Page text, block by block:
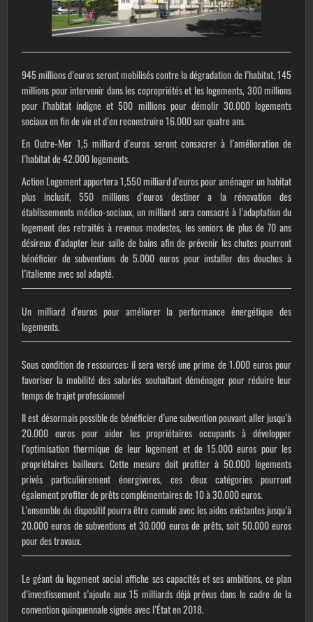
945 millions d’euros seront mobilisés contre la dégradation de l’habitat, 145
millions pour intervenir dans les copropriétés et les logements, 300 millions
pour l’habitat indigne et 500 millions pour démolir 30.000 logements
sociaux en fin de vie et d’en reconstruire 16.000 sur quatre ans.
En Outre-Mer 1,5 milliard d’euros seront consacrer à l’amélioration de
l’habitat de 42.000 logements.
Action Logement apportera 1,550 milliard d’euros pour aménager un habitat
plus inclusif, 550 millions d’euros destiner a la rénovation des
établissements médico-sociaux, un milliard sera consacré à l’adaptation du
logement des retraités à revenus modestes, les seniors de plus de 70 ans
désireux d’adapter leur salle de bains afin de prévenir les chutes pourront
bénéficier de subventions de 5.000 euros pour installer des douches à
l’italienne avec sol adapté.
Un milliard d’euros pour améliorer la performance énergétique des
logements.
Sous condition de ressources: il sera versé une prime de 1.000 euros pour
favoriser la mobilité des salariés souhaitant déménager pour réduire leur
temps de trajet professionnel
Il est désormais possible de bénéficier d’une subvention pouvant aller jusqu’à
20.000 euros pour aider les propriétaires occupants à développer
l’optimisation thermique de leur logement et de 15.000 euros pour les
propriétaires bailleurs. Cette mesure doit profiter à 50.000 logements
privés particulièrement énergivores, ces deux catégories pourront
également profiter de prêts complémentaires de 10 à 30.000 euros.
L’ensemble du dispositif pourra être cumulé avec les aides existantes jusqu’à
20.000 euros de subventions et 30.000 euros de prêts, soit 50.000 euros
pour des travaux.
Le géant du logement social affiche ses capacités et ses ambitions, ce plan
d’investissement s’ajoute aux 15 milliards déjà prévus dans le cadre de la
convention quinquennale signée avec l’État en 2018.